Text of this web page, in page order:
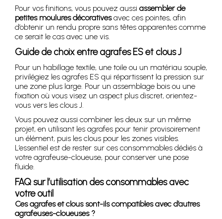
Pour vos finitions, vous pouvez aussi assembler de
petites moulures décorativesavec ces pointes, afin
d’obtenir un rendu propre sans têtes apparentes comme
ce serait le cas avec une vis.
Guide de choix entre agrafes ES et clous J
Pour un habillage textile, une toile ou un matériau souple,
privilégiez les agrafes ES qui répartissent la pression sur
une zone plus large. Pour un assemblage bois ou une
fixation où vous visez un aspect plus discret, orientez-
vous vers les clous J.
Vous pouvez aussi combiner les deux sur un même
projet, en utilisant les agrafes pour tenir provisoirement
un élément, puis les clous pour les zones visibles.
L’essentiel est de rester sur ces consommables dédiés à
votre agrafeuse-cloueuse, pour conserver une pose
fluide.
FAQ sur l’utilisation des consommables avec
votre outil
Ces agrafes et clous sont-ils compatibles avec d’autres
agrafeuses-cloueuses ?